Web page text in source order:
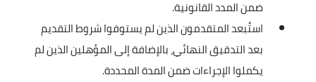
ضمن المدد القانونية.
استُبعد المتقدمون الذين لم يستوفوا شروط التقديم
بعد التدقيق النهائي، بالإضافة إلى المؤهلين الذين لم
يكملوا الإجراءات ضمن المدة المحددة.